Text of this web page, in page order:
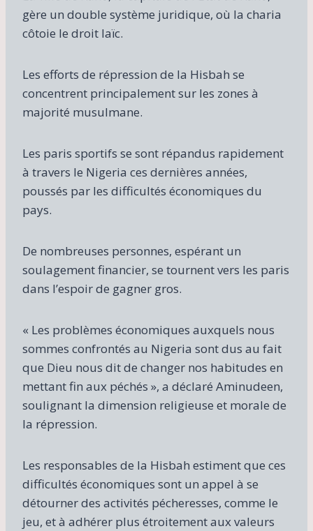
gère un double système juridique, où la charia
côtoie le droit laïc.
Les efforts de répression de la Hisbah se
concentrent principalement sur les zones à
majorité musulmane.
Les paris sportifs se sont répandus rapidement
à travers le Nigeria ces dernières années,
poussés par les difficultés économiques du
pays.
De nombreuses personnes, espérant un
soulagement financier, se tournent vers les paris
dans l’espoir de gagner gros.
« Les problèmes économiques auxquels nous
sommes confrontés au Nigeria sont dus au fait
que Dieu nous dit de changer nos habitudes en
mettant fin aux péchés », a déclaré Aminudeen,
soulignant la dimension religieuse et morale de
la répression.
Les responsables de la Hisbah estiment que ces
difficultés économiques sont un appel à se
détourner des activités pécheresses, comme le
jeu, et à adhérer plus étroitement aux valeurs